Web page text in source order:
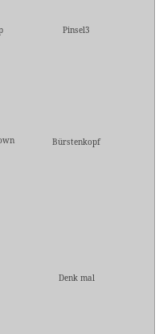
Pinsel3
Bürstenkopf
Denk mal